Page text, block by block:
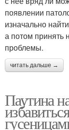
появлении
изначально
а потом принять
проблемы.
читать дальше →
Паутина